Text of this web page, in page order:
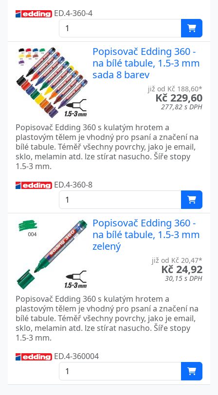
ED.4-360-4
Popisovač Edding 360 -
na bílé tabule, 1.5-3 mm
sada 8 barev
již od Kč 188,60*
Kč 229,60
277,82 s DPH
Popisovač Edding 360 s kulatým hrotem a
plastovým tělem je vhodný pro psaní a značení na
bílé tabule. Téměř všechny povrchy, jako je email,
sklo, melamin atd. lze stírat nasucho. Šíře stopy
1.5-3 mm.
ED.4-360-8
Popisovač Edding 360 -
na bílé tabule, 1.5-3 mm
zelený
již od Kč 20,47*
Kč 24,92
30,15 s DPH
Popisovač Edding 360 s kulatým hrotem a
plastovým tělem je vhodný pro psaní a značení na
bílé tabule. Téměř všechny povrchy, jako je email,
sklo, melamin atd. lze stírat nasucho. Šíře stopy
1.5-3 mm.
ED.4-360004